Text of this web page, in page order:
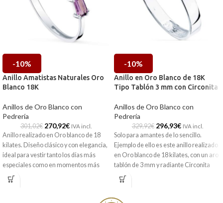
-10%
Anillo Amatistas Naturales Oro
Blanco 18K
Anillos de Oro Blanco con
Pedrería
301,02€ 270,92€ IVA incl.
Anillo realizado en Oro blanco de 18
kilates. Diseño clásico y con elegancia,
ideal para vestir tanto los días más
especiales como en momentos más
informales de tu día a día. Este está
formado por tres profundas Amatistas,
-10%
Anillo en Oro Blanco de 18K
Tipo Tablón 3 mm con Circonita
Anillos de Oro Blanco con
Pedrería
329,92€ 296,93€ IVA incl.
Solo para amantes de lo sencillo.
Ejemplo de ello es este anillo realizado
en Oro blanco de 18 kilates, con un aro
tablón de 3 mm y radiante Circonita
central que te hará brillar.
tiendas de Málaga, o si lo prefieres,